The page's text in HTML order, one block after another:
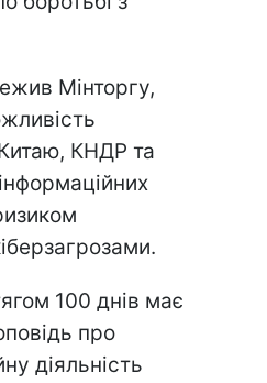
Мінторгу,
КНДР та
100 днів має
про
діяльність